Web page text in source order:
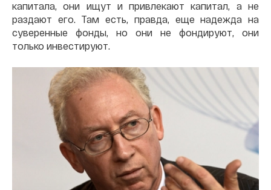
капитала, они ищут и привлекают капитал, а не
раздают его. Там есть, правда, еще надежда на
суверенные фонды, но они не фондируют, они
только инвестируют.